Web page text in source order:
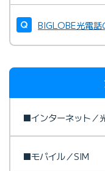
BIGLOBE光電話
■インターネット／
■モバイル／SIM